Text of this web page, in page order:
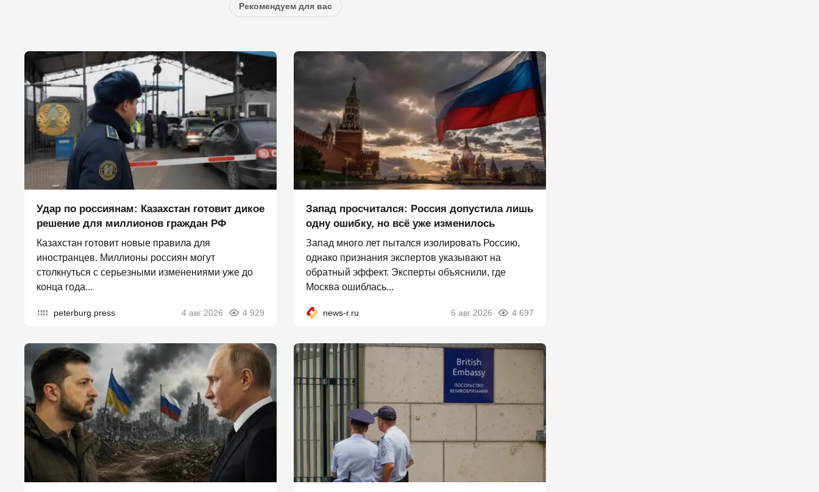
Рекомендуем для вас
Удар по россиянам: Казахстан готовит дикое
решение для миллионов граждан РФ
Казахстан готовит новые правила для
иностранцев. Миллионы россиян могут
столкнуться с серьезными изменениями уже до
конца года...
peterburg.press 4 авг 2026 4 929
Запад просчитался: Россия допустила лишь
одну ошибку, но всё уже изменилось
Запад много лет пытался изолировать Россию,
однако признания экспертов указывают на
обратный эффект. Эксперты объяснили, где
Москва ошиблась...
news-r.ru 6 авг 2026 4 697